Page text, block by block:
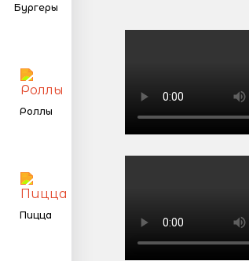
Бургеры
Роллы
Пицца